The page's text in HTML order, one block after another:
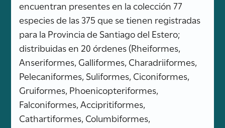
encuentran presentes en la colección 77
especies de las 375 que se tienen registradas
para la Provincia de Santiago del Estero;
distribuidas en 20 órdenes (Rheiformes,
Anseriformes, Galliformes, Charadriiformes,
Pelecaniformes, Suliformes, Ciconiformes,
Gruiformes, Phoenicopteriformes,
Falconiformes, Accipritiformes,
Cathartiformes, Columbiformes,